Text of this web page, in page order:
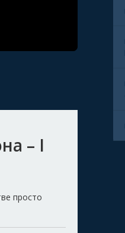
– I
просто